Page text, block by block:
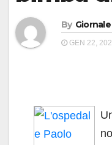
By
GEN 22,